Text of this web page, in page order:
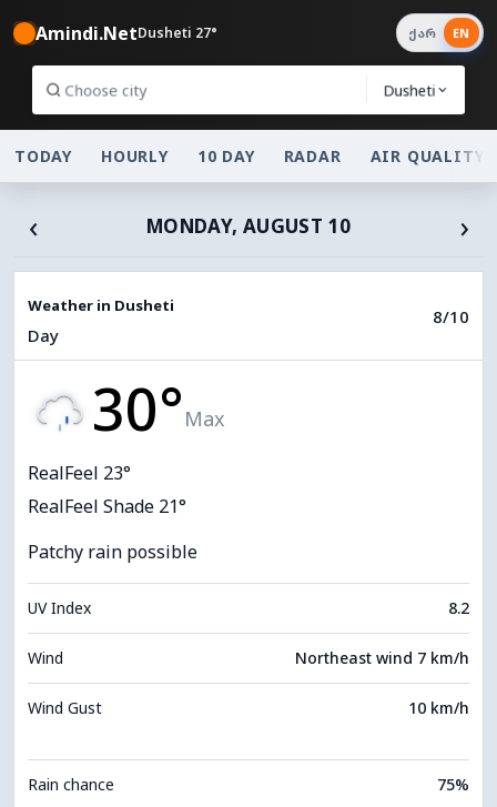
Amindi.NetDusheti 27°
Dusheti
ქარ EN
TODAY HOURLY 10 DAY RADAR AIR QUALITY
‹ MONDAY, AUGUST 10 ›
Weather in Dusheti
Day
8/10
30° Max
RealFeel 23°
RealFeel Shade 21°
Patchy rain possible
UV Index 8.2
Wind Northeast wind 7 km/h
Wind Gust 10 km/h
Rain chance 75%